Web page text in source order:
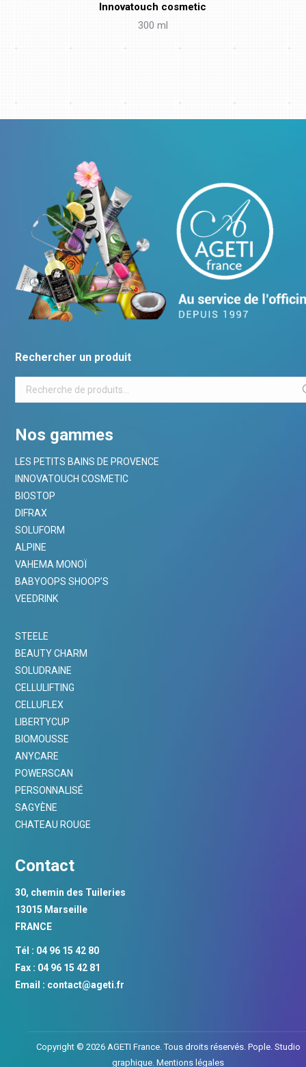
Innovatouch cosmetic
300 ml
Rechercher un produit
Nos gammes
LES PETITS BAINS DE PROVENCE
INNOVATOUCH COSMETIC
BIOSTOP
DIFRAX
SOLUFORM
ALPINE
VAHEMA MONOÏ
BABYOOPS SHOOP’S
VEEDRINK
STEELE
BEAUTY CHARM
SOLUDRAINE
CELLULIFTING
CELLUFLEX
LIBERTYCUP
BIOMOUSSE
ANYCARE
POWERSCAN
PERSONNALISÉ
SAGYÈNE
CHATEAU ROUGE
Contact
30, chemin des Tuileries
13015 Marseille
FRANCE
Tél : 04 96 15 42 80
Fax : 04 96 15 42 81
Email : contact@ageti.fr
Copyright © 2026 AGETI France. Tous droits réservés. Pople. Studio
graphique. Mentions légales